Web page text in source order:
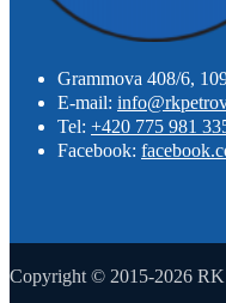
Grammova 408/6,
E-mail:
Tel: +420 775 981
Facebook:
Copyright © 2015-2026 RK